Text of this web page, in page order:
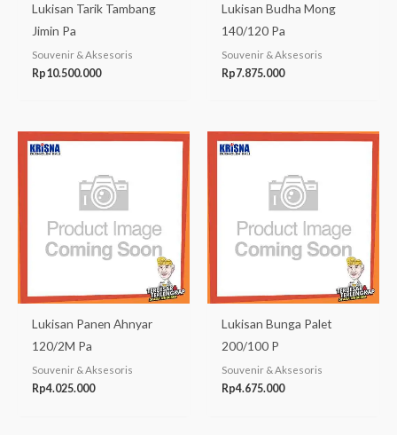
Lukisan Tarik Tambang
Jimin Pa
Souvenir & Aksesoris
Rp10.500.000
Lukisan Budha Mong
140/120 Pa
Souvenir & Aksesoris
Rp7.875.000
Lukisan Panen Ahnyar
120/2M Pa
Souvenir & Aksesoris
Rp4.025.000
Lukisan Bunga Palet
200/100 P
Souvenir & Aksesoris
Rp4.675.000